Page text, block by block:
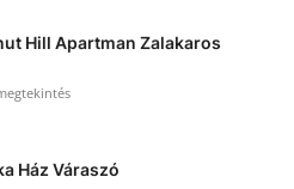
Hill Apartman Zalakaros
Ház Váraszó